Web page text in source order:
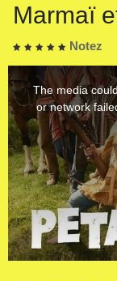
Marmaï
Notez